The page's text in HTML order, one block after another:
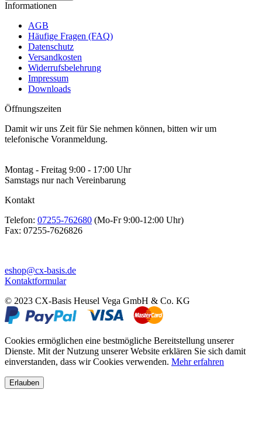
Informationen
AGB
Häufige Fragen (FAQ)
Datenschutz
Versandkosten
Widerrufsbelehrung
Impressum
Downloads
Öffnungszeiten
Damit wir uns Zeit für Sie nehmen können, bitten wir um
telefonische Voranmeldung.
Montag - Freitag 9:00 - 17:00 Uhr
Samstags nur nach Vereinbarung
Kontakt
Telefon: 07255-762680 (Mo-Fr 9:00-12:00 Uhr)
Fax: 07255-7626826
eshop@cx-basis.de
Kontaktformular
© 2023 CX-Basis Heusel Vega GmbH & Co. KG
Cookies ermöglichen eine bestmögliche Bereitstellung unserer
Dienste. Mit der Nutzung unserer Website erklären Sie sich damit
einverstanden, dass wir Cookies verwenden. Mehr erfahren
Erlauben